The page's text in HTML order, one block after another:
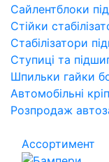
Сайлентблоки
Стійки
Стабілізатори
Ступиці та
Шпильки гайки
Автомобільні
Розпродаж
Ассортимент